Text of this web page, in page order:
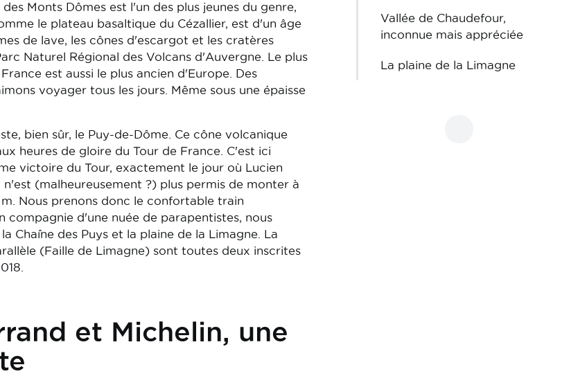
Monts Dômes est l'un des plus jeunes du genre,
le plateau basaltique du Cézallier, est d'un âge
de lave, les cônes d'escargot et les cratères
Naturel Régional des Volcans d'Auvergne. Le plus
est aussi le plus ancien d'Europe. Des
voyager tous les jours. Même sous une épaisse
bien sûr, le Puy-de-Dôme. Ce cône volcanique
heures de gloire du Tour de France. C'est ici
victoire du Tour, exactement le jour où Lucien
(malheureusement ?) plus permis de monter à
Nous prenons donc le confortable train
compagnie d'une nuée de parapentistes, nous
Chaîne des Puys et la plaine de la Limagne. La
(Faille de Limagne) sont toutes deux inscrites
et Michelin, une
Vallée de Chaudefour,
inconnue mais appréciée
La plaine de la Limagne